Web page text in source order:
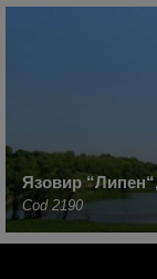
Язовир
Cod 2190